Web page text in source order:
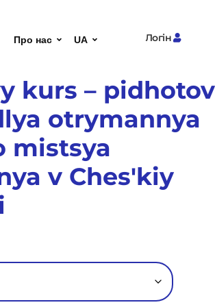
Про нас UA Логін
kurs –
otrymannya
mistsya
v Chesʹkiy